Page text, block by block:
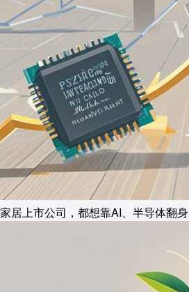
家居上市公司，都想靠AI、半导体翻身